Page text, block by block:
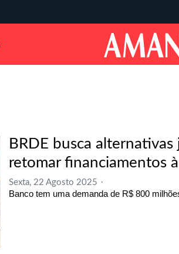
BRDE busca
retomar financiamentos
Sexta, 22 Agosto 2025
Banco tem uma demanda de R$ 800